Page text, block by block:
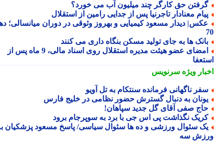
حق کارگر چند میلیون آب می خورد؟
معنادار تاجرنیا پس از جدایی رامین از استقلال
دیدار مسعود کیمیایی و بهروز وثوقی در دوران میانسالی؛ دهه
ها به جای تولید مسکن بنگاه داری می کنند
امضای عضو هیئت مدیره استقلال روی اسناد مالی، 9 ماه پس از
ویژهسرنویس
ناگهانی فرمانده سنتکام به تل آویو
به دنبال گسترش حضور نظامی در خلیج فارس
صفی آقای گل جدید سپاهان!
نگذاشت پی اس جی با برد به سوپرجام برود
سئوال ورزشی و ده ها سئوال سیاسی/ پاسخ مسعود پزشکیان به
سه